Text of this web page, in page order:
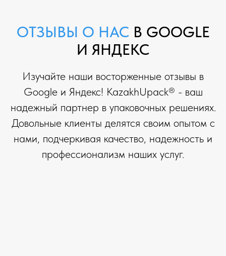
ОТЗЫВЫ О НАСВ GOOGLE
И ЯНДЕКС
Изучайте наши восторженные отзывы в
Google и Яндекс! KazakhUpack® - ваш
надежный партнер в упаковочных решениях.
Довольные клиенты делятся своим опытом с
нами, подчеркивая качество, надежность и
профессионализм наших услуг.